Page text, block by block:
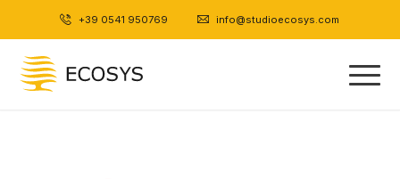
+39 0541 950769 info@studioecosys.com